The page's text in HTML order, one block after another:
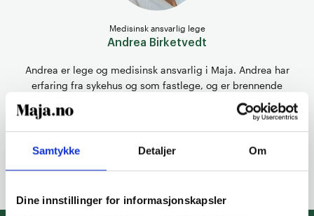
Samtykke Detaljer Om
Dine innstillinger for informasjonskapsler
Medisinsk ansvarlig lege
Andrea Birketvedt
Andrea er lege og medisinsk ansvarlig i Maja. Andrea har
erfaring fra sykehus og som fastlege, og er brennende
opptatt av at alle fortjener individuelt tilpasset behandling.